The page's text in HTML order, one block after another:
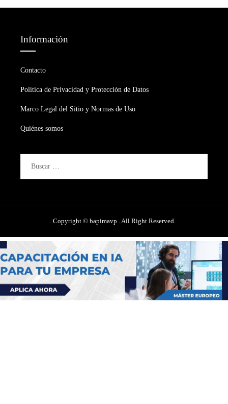
Información
Contacto
Política de Privacidad y Protección de Datos
Marco Legal del Sitio y Normas de Uso
Quiénes somos
Copyright © bapimavp . All Right Reserved.